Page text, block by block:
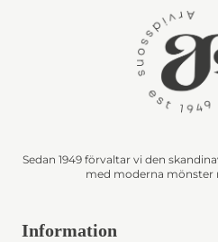
Sedan 1949 förvaltar vi den
med moderna mönster
Information